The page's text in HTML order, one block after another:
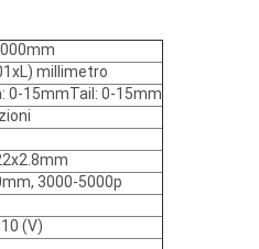
millimetro
0-15mmTail: 0-15mm
3000-5000p
(V)